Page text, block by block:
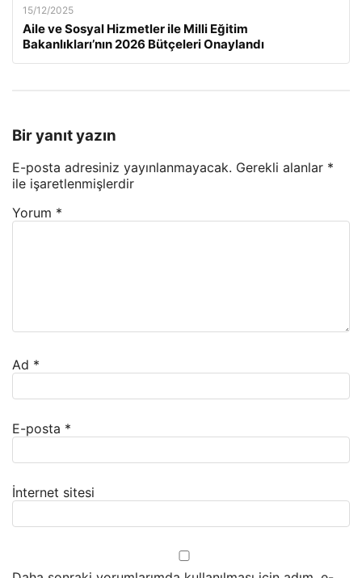
15/12/2025
Aile ve Sosyal Hizmetler ile Milli Eğitim
Bakanlıkları’nın 2026 Bütçeleri Onaylandı
Bir yanıt yazın
E-posta adresiniz yayınlanmayacak. Gerekli alanlar *
ile işaretlenmişlerdir
Yorum *
Ad *
E-posta *
İnternet sitesi